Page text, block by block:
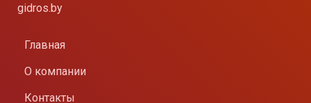
gidros.by
Главная
О компании
Контакты